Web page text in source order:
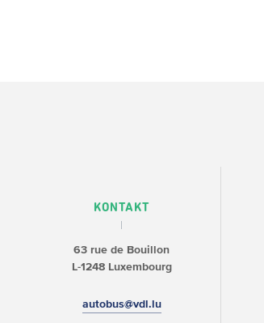
KONTAKT
63 rue de Bouillon
L-1248 Luxembourg
autobus@vdl.lu